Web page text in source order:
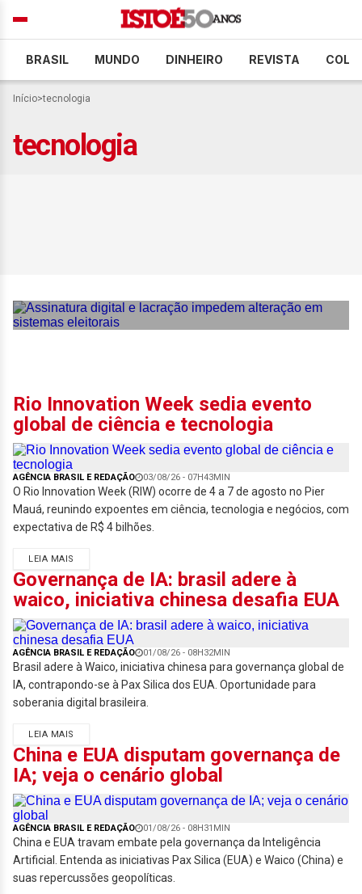
BRASIL MUNDO DINHEIRO REVISTA
Início>tecnologia
tecnologia
Rio Innovation Week sedia evento
global de ciência e tecnologia
AGÊNCIA BRASIL E REDAÇÃO 03/08/26 - 07H43MIN
O Rio Innovation Week (RIW) ocorre de 4 a 7 de agosto no Pier
Mauá, reunindo expoentes em ciência, tecnologia e negócios, com
expectativa de R$ 4 bilhões.
LEIA MAIS
Governança de IA: brasil adere à
waico, iniciativa chinesa desafia EUA
AGÊNCIA BRASIL E REDAÇÃO 01/08/26 - 08H32MIN
Brasil adere à Waico, iniciativa chinesa para governança global de
IA, contrapondo-se à Pax Silica dos EUA. Oportunidade para
soberania digital brasileira.
LEIA MAIS
China e EUA disputam governança de
IA; veja o cenário global
AGÊNCIA BRASIL E REDAÇÃO 01/08/26 - 08H31MIN
China e EUA travam embate pela governança da Inteligência
Artificial. Entenda as iniciativas Pax Silica (EUA) e Waico (China) e
suas repercussões geopolíticas.